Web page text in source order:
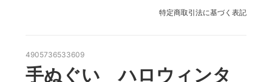
特定商取引法に基づく表記
4905736533609
手ぬぐい ハロウィンタ